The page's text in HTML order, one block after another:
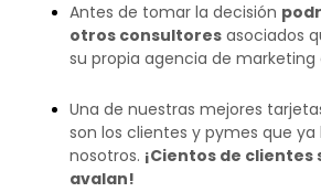
Antes de tomar la decisión
otros consultores asociados
su propia agencia de marketing
Una de nuestras mejores
son los clientes y pymes que
nosotros. ¡Cientos de
avalan!